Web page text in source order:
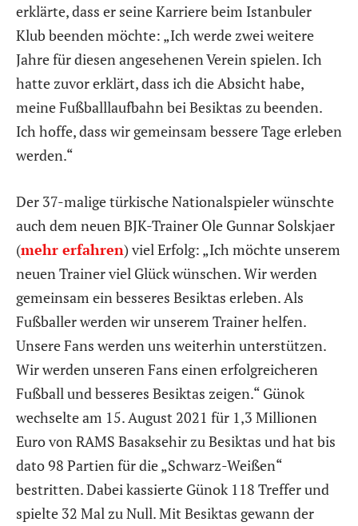
erklärte, dass er seine Karriere beim Istanbuler
Klub beenden möchte: „Ich werde zwei weitere
Jahre für diesen angesehenen Verein spielen. Ich
hatte zuvor erklärt, dass ich die Absicht habe,
meine Fußballlaufbahn bei Besiktas zu beenden.
Ich hoffe, dass wir gemeinsam bessere Tage erleben
werden.“
Der 37-malige türkische Nationalspieler wünschte
auch dem neuen BJK-Trainer Ole Gunnar Solskjaer
(mehr erfahren) viel Erfolg: „Ich möchte unserem
neuen Trainer viel Glück wünschen. Wir werden
gemeinsam ein besseres Besiktas erleben. Als
Fußballer werden wir unserem Trainer helfen.
Unsere Fans werden uns weiterhin unterstützen.
Wir werden unseren Fans einen erfolgreicheren
Fußball und besseres Besiktas zeigen.“ Günok
wechselte am 15. August 2021 für 1,3 Millionen
Euro von RAMS Basaksehir zu Besiktas und hat bis
dato 98 Partien für die „Schwarz-Weißen“
bestritten. Dabei kassierte Günok 118 Treffer und
spielte 32 Mal zu Null. Mit Besiktas gewann der